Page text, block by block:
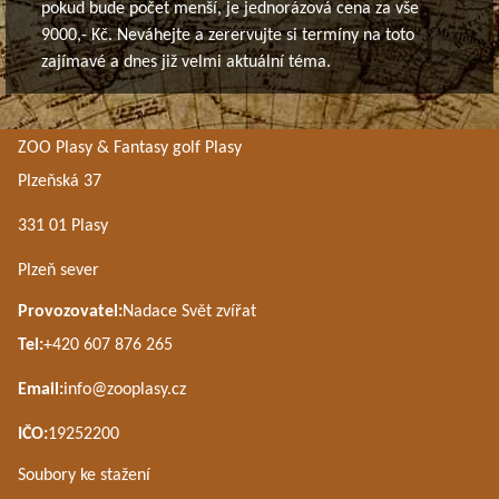
pokud bude počet menší, je jednorázová cena za vše
9000,- Kč. Neváhejte a zerervujte si termíny na toto
zajímavé a dnes již velmi aktuální téma.
ZOO Plasy & Fantasy golf Plasy
Plzeňská 37
331 01 Plasy
Plzeň sever
Provozovatel:Nadace Svět zvířat
Tel:+420 607 876 265
Email:info@zooplasy.cz
IČO:19252200
Soubory ke stažení